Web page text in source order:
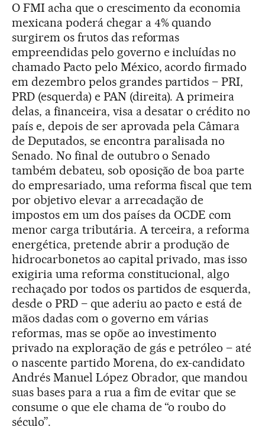
O FMI acha que o crescimento da economia
mexicana poderá chegar a 4% quando
surgirem os frutos das reformas
empreendidas pelo governo e incluídas no
chamado Pacto pelo México, acordo firmado
em dezembro pelos grandes partidos – PRI,
PRD (esquerda) e PAN (direita). A primeira
delas, a financeira, visa a desatar o crédito no
país e, depois de ser aprovada pela Câmara
de Deputados, se encontra paralisada no
Senado. No final de outubro o Senado
também debateu, sob oposição de boa parte
do empresariado, uma reforma fiscal que tem
por objetivo elevar a arrecadação de
impostos em um dos países da OCDE com
menor carga tributária. A terceira, a reforma
energética, pretende abrir a produção de
hidrocarbonetos ao capital privado, mas isso
exigiria uma reforma constitucional, algo
rechaçado por todos os partidos de esquerda,
desde o PRD – que aderiu ao pacto e está de
mãos dadas com o governo em várias
reformas, mas se opõe ao investimento
privado na exploração de gás e petróleo – até
o nascente partido Morena, do ex-candidato
Andrés Manuel López Obrador, que mandou
suas bases para a rua a fim de evitar que se
consume o que ele chama de “o roubo do
século”.